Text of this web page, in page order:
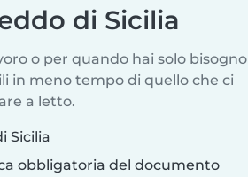
di Sicilia
o per quando hai solo bisogno
in meno tempo di quello che ci
a letto.
Sicilia
obbligatoria del documento